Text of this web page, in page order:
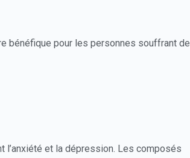
bénéfique pour les personnes souffrant de
l’anxiété et la dépression. Les composés